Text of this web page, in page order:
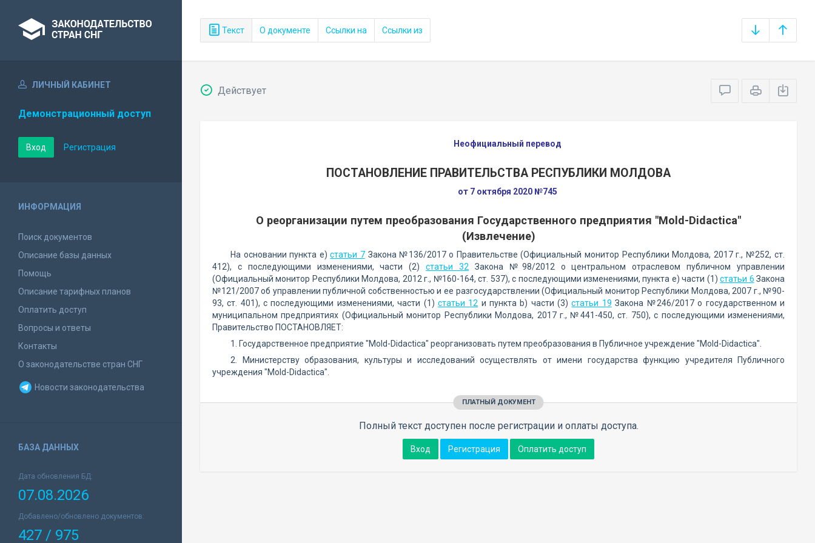
Текст О документе Ссылки на Ссылки из
ЛИЧНЫЙ КАБИНЕТ
Демонстрационный доступ
Вход Регистрация
ИНФОРМАЦИЯ
Поиск документов
Описание базы данных
Помощь
Описание тарифных планов
Оплатить доступ
Вопросы и ответы
Контакты
О законодательстве стран СНГ
Новости законодательства
БАЗА ДАННЫХ
Дата обновления БД:
07.08.2026
Добавлено/обновлено документов:
427 / 975
Действует
Неофициальный перевод
ПОСТАНОВЛЕНИЕ ПРАВИТЕЛЬСТВА РЕСПУБЛИКИ МОЛДОВА
от 7 октября 2020 №745
О реорганизации путем преобразования Государственного предприятия "Mold-Didactica"
(Извлечение)
На основании пункта е)статьи 7Закона №136/2017 о Правительстве (Официальный монитор Республики Молдова, 2017 г., №252, ст.
412), с последующими изменениями, части (2)статьи 32 Закона №98/2012 о центральном отраслевом публичном управлении
(Официальный монитор Республики Молдова, 2012 г., №160-164, ст. 537), с последующими изменениями, пункта е) части (1)статьи 6 Закона
№121/2007 об управлении публичной собственностью и ее разгосударствлении (Официальный монитор Республики Молдова, 2007 г., №90-
93, ст. 401), с последующими изменениями, части (1) статьи 12 и пункта b) части (3)статьи 19 Закона №246/2017 о государственном и
муниципальном предприятиях (Официальный монитор Республики Молдова, 2017 г., №441-450, ст. 750), с последующими изменениями,
Правительство ПОСТАНОВЛЯЕТ:
1. Государственное предприятие "Mold-Didactica" реорганизовать путем преобразования в Публичное учреждение "Mold-Didactica".
2. Министерству образования, культуры и исследований осуществлять от имени государства функцию учредителя Публичного
учреждения "Mold-Didactica".
ПЛАТНЫЙ ДОКУМЕНТ
Полный текст доступен после регистрации и оплаты доступа.
Вход Регистрация Оплатить доступ